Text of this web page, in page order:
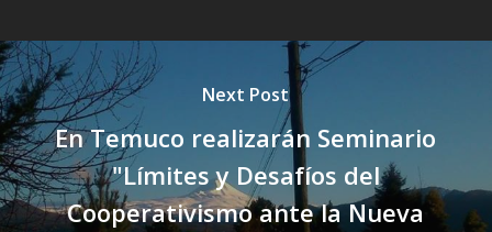
Next Post
En Temuco realizarán Seminario
"Límites y Desafíos del
Cooperativismo ante la Nueva